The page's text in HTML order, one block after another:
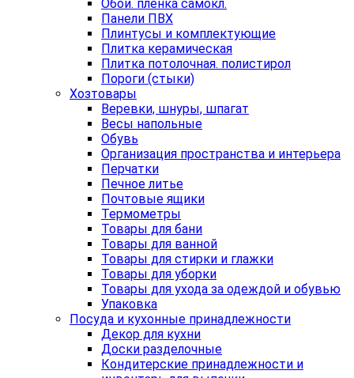
Обои. пленка самокл.
Панели ПВХ
Плинтусы и комплектующие
Плитка керамическая
Плитка потолочная. полистирол
Пороги (стыки)
Хозтовары
Веревки, шнуры, шпагат
Весы напольные
Обувь
Организация пространства и интерьера
Перчатки
Печное литье
Почтовые ящики
Термометры
Товары для бани
Товары для ванной
Товары для стирки и глажки
Товары для уборки
Товары для ухода за одеждой и обувью
Упаковка
Посуда и кухонные принадлежности
Декор для кухни
Доски разделочные
Кондитерские принадлежности и